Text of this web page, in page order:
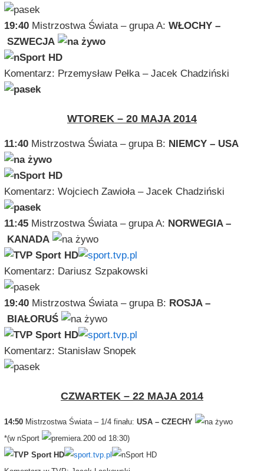
19:40 Mistrzostwa Świata – grupa A: WŁOCHY –
SZWECJA
Komentarz: Przemysław Pełka – Jacek Chadziński
WTOREK – 20 MAJA 2014
11:40 Mistrzostwa Świata – grupa B: NIEMCY – USA
Komentarz: Wojciech Zawioła – Jacek Chadziński
11:45 Mistrzostwa Świata – grupa A: NORWEGIA –
KANADA
Komentarz: Dariusz Szpakowski
19:40 Mistrzostwa Świata – grupa B: ROSJA –
BIAŁORUŚ
Komentarz: Stanisław Snopek
CZWARTEK – 22 MAJA 2014
14:50 Mistrzostwa Świata – 1/4 finału: USA – CZECHY
*(w nSport
od 18:30)